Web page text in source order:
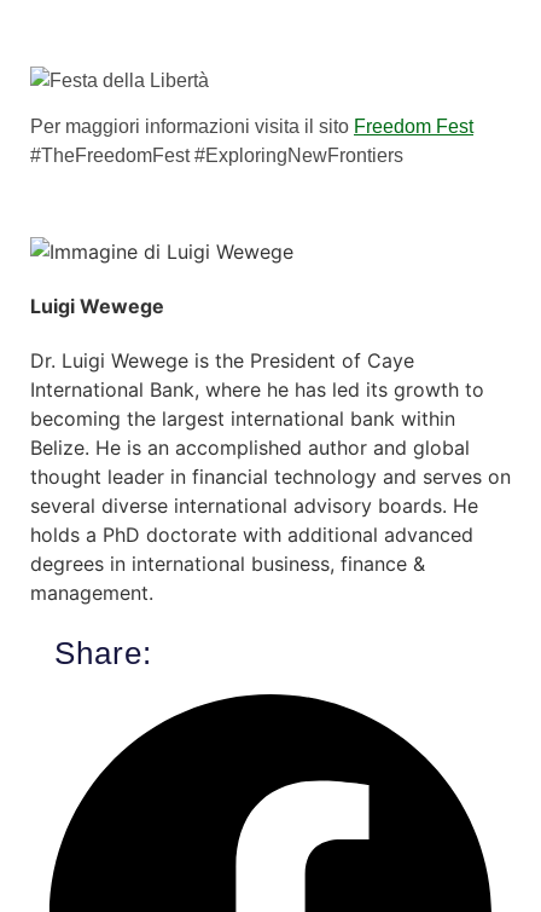
Per maggiori informazioni visita il sito Freedom Fest
#TheFreedomFest #ExploringNewFrontiers
Luigi Wewege
Dr. Luigi Wewege is the President of Caye
International Bank, where he has led its growth to
becoming the largest international bank within
Belize. He is an accomplished author and global
thought leader in financial technology and serves on
several diverse international advisory boards. He
holds a PhD doctorate with additional advanced
degrees in international business, finance &
management.
Share: